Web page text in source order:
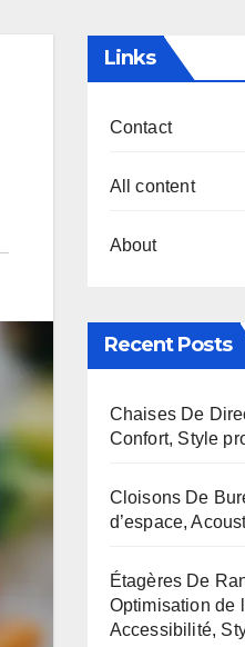
Links
Contact
All content
About
Recent Posts
Chaises De
Confort, Style
Cloisons De
d’espace,
Étagères De
Optimisation de
Accessibilité,